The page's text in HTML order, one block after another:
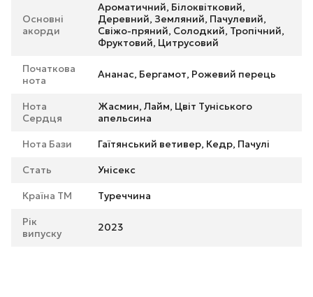
Основні
акорди
Ароматичний, Білоквітковий,
Деревний, Земляний, Пачулевий,
Свіжо-пряний, Солодкий, Тропічний,
Фруктовий, Цитрусовий
Початкова
нота
Ананас, Бергамот, Рожевий перець
Нота
Сердця
Жасмин, Лайм, Цвіт Туніського
апельсина
Нота Бази Гаїтянський ветивер, Кедр, Пачулі
Стать Унісекс
Країна ТМ Туреччина
Рік
випуску
2023